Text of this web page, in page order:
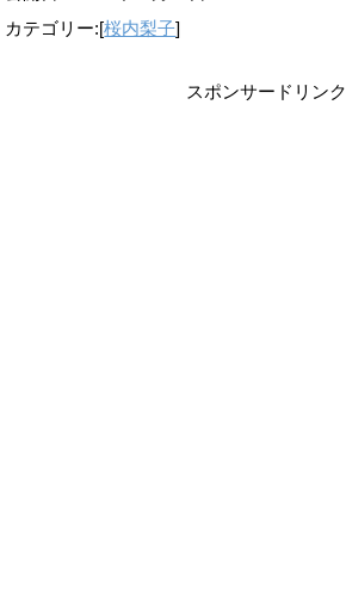
カテゴリー:[桜内梨子]
スポンサードリンク